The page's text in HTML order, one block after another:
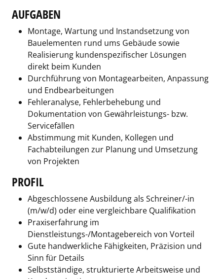
AUFGABEN
Montage, Wartung und Instandsetzung von
Bauelementen rund ums Gebäude sowie
Realisierung kundenspezifischer Lösungen
direkt beim Kunden
Durchführung von Montagearbeiten, Anpassung
und Endbearbeitungen
Fehleranalyse, Fehlerbehebung und
Dokumentation von Gewährleistungs- bzw.
Servicefällen
Abstimmung mit Kunden, Kollegen und
Fachabteilungen zur Planung und Umsetzung
von Projekten
PROFIL
Abgeschlossene Ausbildung als Schreiner/-in
(m/w/d) oder eine vergleichbare Qualifikation
Praxiserfahrung im
Dienstleistungs-/Montagebereich von Vorteil
Gute handwerkliche Fähigkeiten, Präzision und
Sinn für Details
Selbstständige, strukturierte Arbeitsweise und